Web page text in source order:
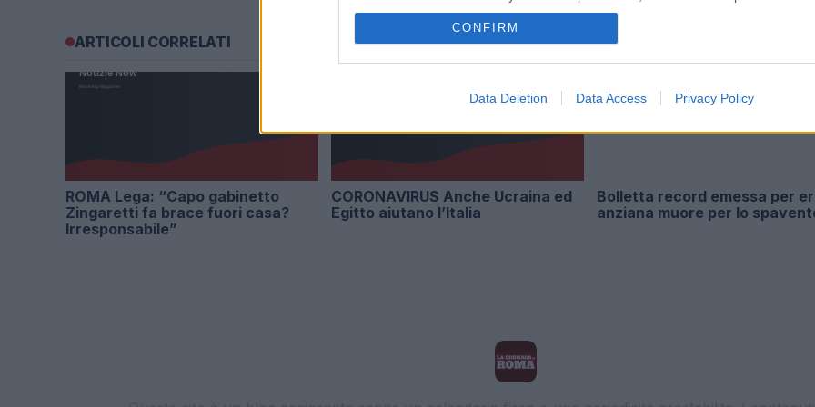
CONFIRM
Data Deletion Data Access Privacy Policy
ARTICOLI CORRELATI
ROMA Lega: “Capo gabinetto
Zingaretti fa brace fuori casa?
Irresponsabile”
CORONAVIRUS Anche Ucraina ed
Egitto aiutano l’Italia
Bolletta record emessa per
anziana muore per lo